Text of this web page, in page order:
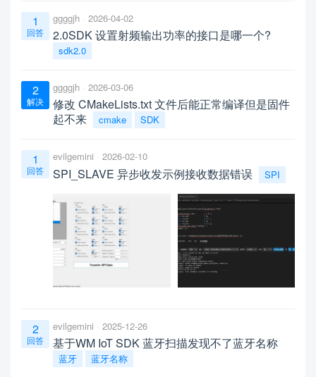
1
回答
ggggjh 2026-04-02
2.0SDK 设置射频输出功率的接口是哪一个?
sdk2.0
2
解决
ggggjh 2026-03-06
修改 CMakeLists.txt 文件后能正常编译但是固件
起不来
cmake SDK
1
回答
evilgemini 2026-02-10
SPI_SLAVE 异步收发示例接收数据错误 SPI
2
回答
evilgemini 2025-12-26
基于WM IoT SDK 蓝牙扫描发现不了蓝牙名称
蓝牙 蓝牙名称